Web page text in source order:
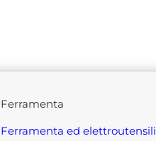
ferramenta
ferramenta ed elettroutensili